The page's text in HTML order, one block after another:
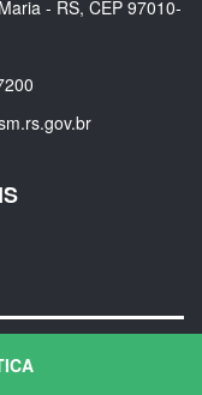
- RS, CEP 97010-